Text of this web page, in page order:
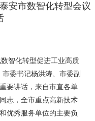
安市数智化转型会议
智化转型促进工业高质
委书记杨洪涛、市委副
要讲话，来自市直各单
志，全市重点高新技术
优秀服务单位的主要负